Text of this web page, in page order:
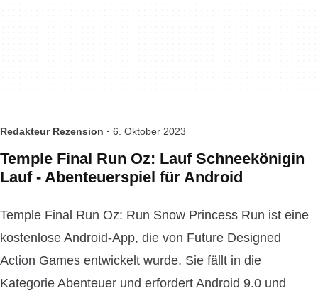
Redakteur Rezension · 6. Oktober 2023
Temple Final Run Oz: Lauf Schneekönigin
Lauf - Abenteuerspiel für Android
Temple Final Run Oz: Run Snow Princess Run ist eine
kostenlose Android-App, die von Future Designed
Action Games entwickelt wurde. Sie fällt in die
Kategorie Abenteuer und erfordert Android 9.0 und